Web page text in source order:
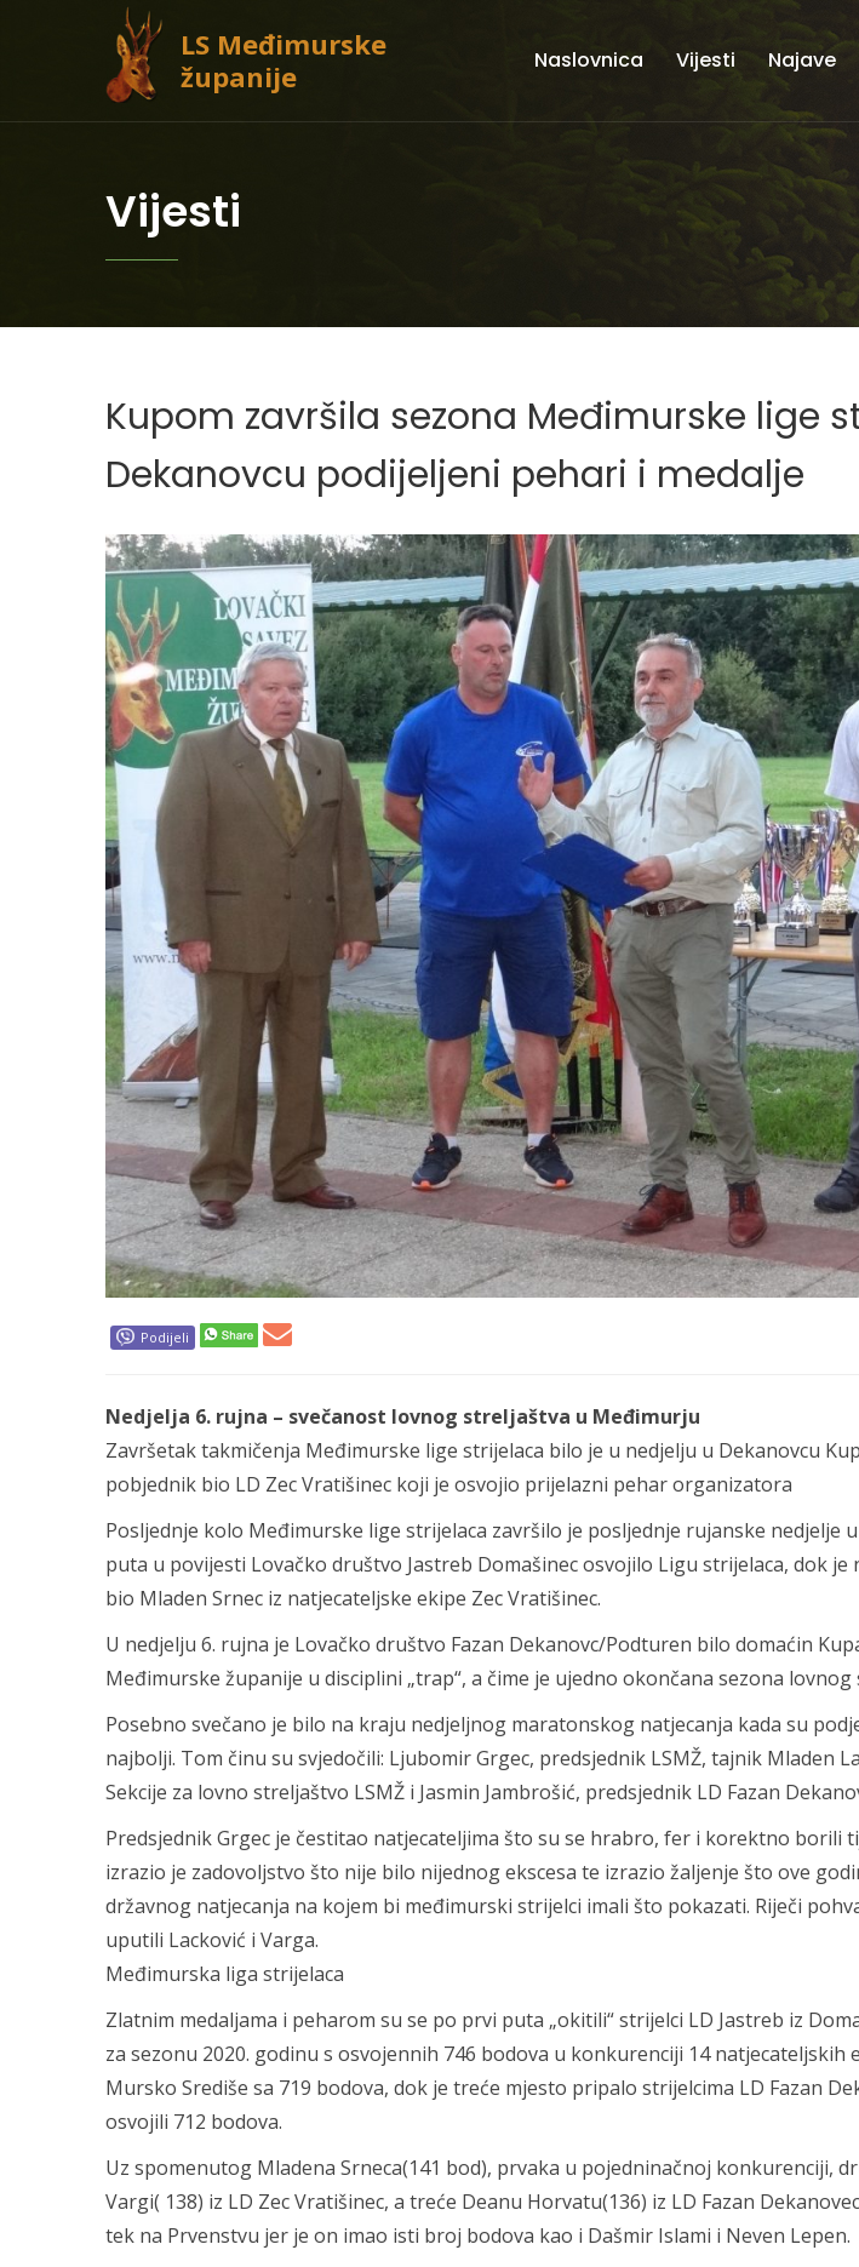
LS Međimurske
županije
Naslovnica Vijesti Najave
Vijesti
Kupom završila sezona Međimurske lige
Dekanovcu podijeljeni pehari i medalje
Podijeli
Nedjelja 6. rujna – svečanost lovnog streljaštva u Međimurju
Završetak takmičenja Međimurske lige strijelaca bilo je u nedjelju u Dekanovcu
pobjednik bio LD Zec Vratišinec koji je osvojio prijelazni pehar organizatora
Posljednje kolo Međimurske lige strijelaca završilo je posljednje rujanske nedjelje
puta u povijesti Lovačko društvo Jastreb Domašinec osvojilo Ligu strijelaca, dok je
bio Mladen Srnec iz natjecateljske ekipe Zec Vratišinec.
U nedjelju 6. rujna je Lovačko društvo Fazan Dekanovc/Podturen bilo domaćin
Međimurske županije u disciplini „trap“, a čime je ujedno okončana sezona
Posebno svečano je bilo na kraju nedjeljnog maratonskog natjecanja kada su
najbolji. Tom činu su svjedočili: Ljubomir Grgec, predsjednik LSMŽ, tajnik Mladen
Sekcije za lovno streljaštvo LSMŽ i Jasmin Jambrošić, predsjednik LD Fazan
Predsjednik Grgec je čestitao natjecateljima što su se hrabro, fer i korektno borili
izrazio je zadovoljstvo što nije bilo nijednog ekscesa te izrazio žaljenje što ove
državnog natjecanja na kojem bi međimurski strijelci imali što pokazati. Riječi
uputili Lacković i Varga.
Međimurska liga strijelaca
Zlatnim medaljama i peharom su se po prvi puta „okitili“ strijelci LD Jastreb iz
za sezonu 2020. godinu s osvojennih 746 bodova u konkurenciji 14 natjecateljskih
Mursko Središe sa 719 bodova, dok je treće mjesto pripalo strijelcima LD Fazan
osvojili 712 bodova.
Uz spomenutog Mladena Srneca(141 bod), prvaka u pojedninačnoj konkurenciji,
Vargi( 138) iz LD Zec Vratišinec, a treće Deanu Horvatu(136) iz LD Fazan
tek na Prvenstvu jer je on imao isti broj bodova kao i Dašmir Islami i Neven Lepen.